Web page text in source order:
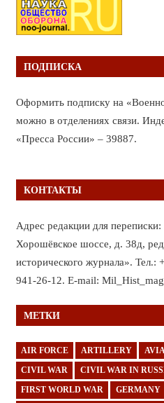
ПОДПИСКА
Оформить подписку на
можно в отделениях связи.
«Пресса России» – 39887.
КОНТАКТЫ
Адрес редакции для
Хорошёвское шоссе, д. 38д,
исторического журнала».
941-26-12. E-mail:
МЕТКИ
AIR FORCE ARTILLERY
CIVIL WAR CIVIL WAR IN
FIRST WORLD WAR GERMANY